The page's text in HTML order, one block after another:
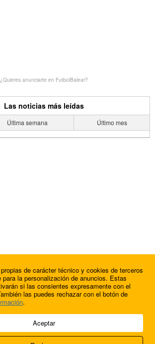
¿Quieres anunciarte en FutbolBalear?
Las noticias más leídas
Última semana Último mes
Corporativas IP, SL.
de carácter técnico y cookies de terceros
para la personalización de anuncios. Estas
si las consientes expresamente con el
las puedes rechazar con el botón de
.
Aceptar